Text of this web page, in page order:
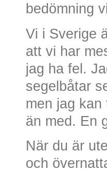
bedömning
Vi i Sverige
att vi har
jag ha fel.
segelbåtar
men jag
än med. En
När du är
och